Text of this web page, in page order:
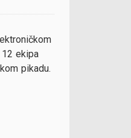
ekipa
pikadu.